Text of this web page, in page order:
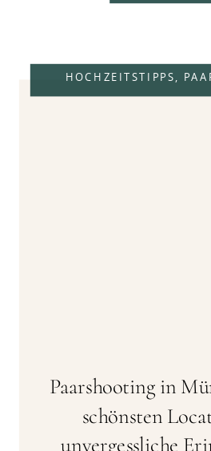
Paarshooting in
schönsten
unvergessliche
HOCHZEITSTIPPS ,